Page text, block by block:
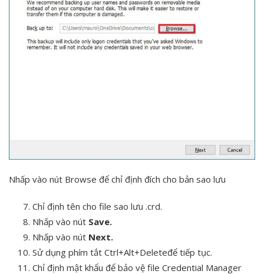
Nhấp vào nút Browse để chỉ định đích cho bản sao lưu
Chỉ định tên cho file sao lưu .crd.
Nhấp vào nút Save.
Nhấp vào nút Next.
Sử dụng phím tắt Ctrl+Alt+Deleteđể tiếp tục.
Chỉ định mật khẩu để bảo vệ file Credential Manager